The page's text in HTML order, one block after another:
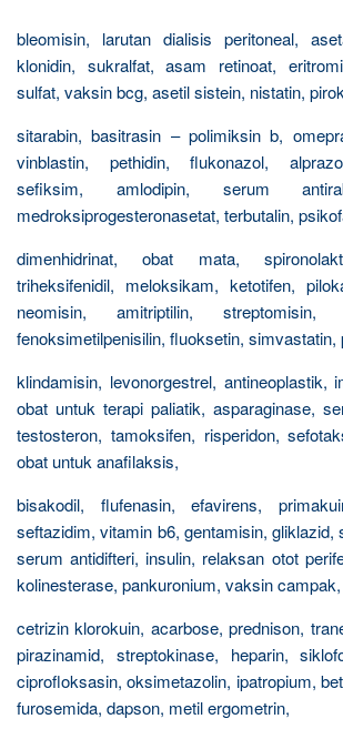
bleomisin, larutan dialisis peritoneal,
klonidin, sukralfat, asam retinoat,
sulfat, vaksin bcg, asetil sistein, nistatin,
sitarabin, basitrasin – polimiksin b,
vinblastin, pethidin, flukonazol,
sefiksim, amlodipin, serum
medroksiprogesteronasetat, terbutalin,
dimenhidrinat, obat mata,
triheksifenidil, meloksikam, ketotifen,
neomisin, amitriptilin,
fenoksimetilpenisilin, fluoksetin, simvastatin,
klindamisin, levonorgestrel, antineoplastik,
obat untuk terapi paliatik, asparaginase,
testosteron, tamoksifen, risperidon,
obat untuk anafilaksis,
bisakodil, flufenasin, efavirens,
seftazidim, vitamin b6, gentamisin, gliklazid,
serum antidifteri, insulin, relaksan otot
kolinesterase, pankuronium, vaksin campak,
cetrizin klorokuin, acarbose, prednison,
pirazinamid, streptokinase, heparin,
ciprofloksasin, oksimetazolin, ipatropium,
furosemida, dapson, metil ergometrin,